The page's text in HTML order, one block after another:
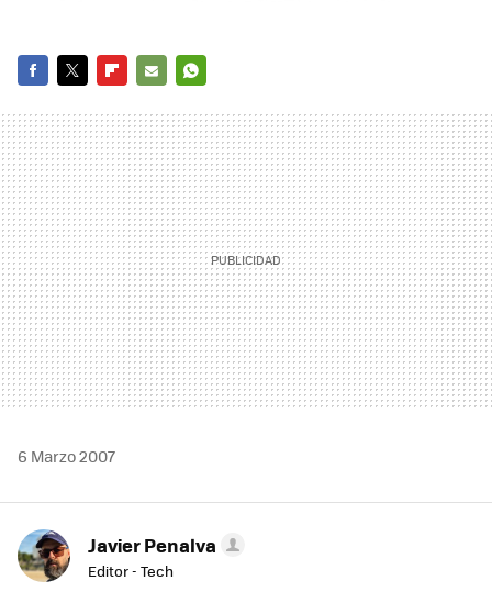
MAIL
6 Marzo 2007
Javier Penalva
Editor - Tech